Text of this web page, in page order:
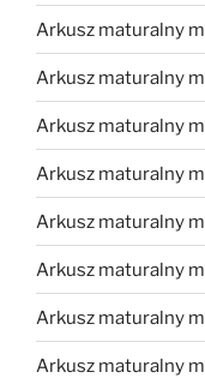
Arkusz maturalny
Arkusz maturalny
Arkusz maturalny
Arkusz maturalny
Arkusz maturalny
Arkusz maturalny
Arkusz maturalny
Arkusz maturalny